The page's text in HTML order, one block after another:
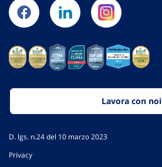
Lavora con noi
D. lgs. n.24 del 10 marzo 2023
Privacy